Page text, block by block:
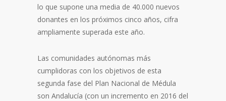
lo que supone una media de 40.000 nuevos
donantes en los próximos cinco años, cifra
ampliamente superada este año.
Las comunidades autónomas más
cumplidoras con los objetivos de esta
segunda fase del Plan Nacional de Médula
son Andalucía (con un incremento en 2016 del